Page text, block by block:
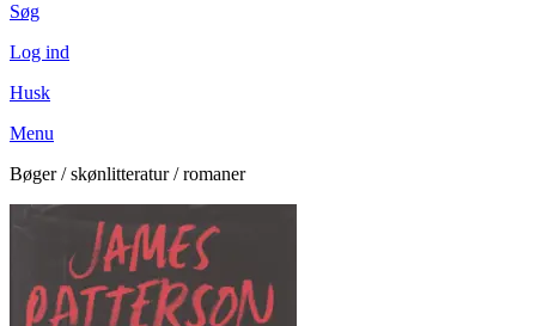
Søg
Log ind
Husk
Menu
Bøger / skønlitteratur / romaner